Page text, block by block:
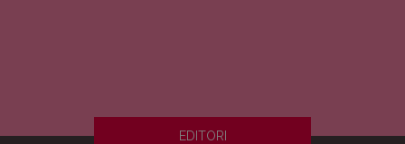
EDITORI